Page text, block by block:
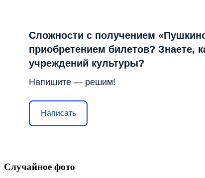
Сложности с получением
приобретением билетов? Знаете,
учреждений культуры?
Напишите — решим!
Написать
Случайное фото